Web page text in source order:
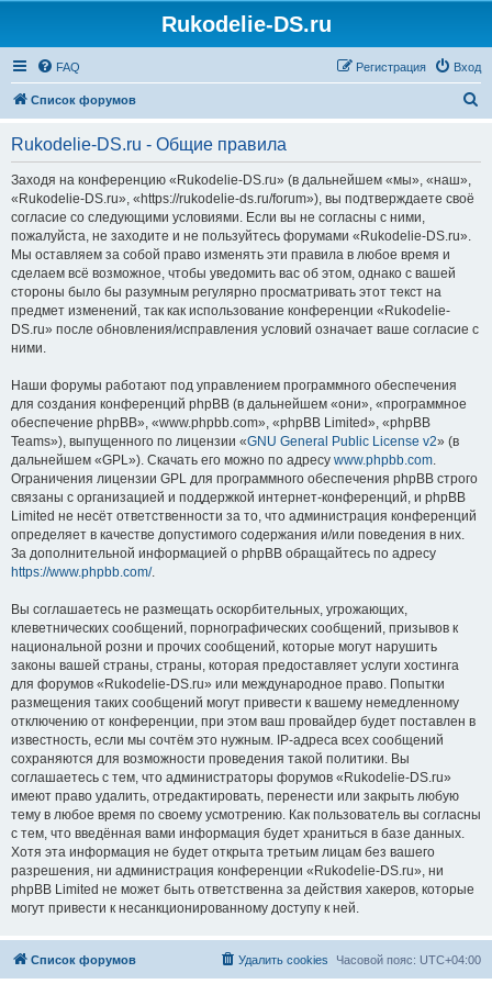
Rukodelie-DS.ru
FAQ Вход
Регистрация
Список форумов
Rukodelie-DS.ru - Общие правила
Заходя на конференцию «Rukodelie-DS.ru» (в дальнейшем «мы», «наш»,
«Rukodelie-DS.ru», «https://rukodelie-ds.ru/forum»), вы подтверждаете своё
согласие со следующими условиями. Если вы не согласны с ними,
пожалуйста, не заходите и не пользуйтесь форумами «Rukodelie-DS.ru».
Мы оставляем за собой право изменять эти правила в любое время и
сделаем всё возможное, чтобы уведомить вас об этом, однако с вашей
стороны было бы разумным регулярно просматривать этот текст на
предмет изменений, так как использование конференции «Rukodelie-
DS.ru» после обновления/исправления условий означает ваше согласие с
ними.
Наши форумы работают под управлением программного обеспечения
для создания конференций phpBB (в дальнейшем «они», «программное
обеспечение phpBB», «www.phpbb.com», «phpBB Limited», «phpBB
Teams»), выпущенного по лицензии «GNU General Public License v2» (в
дальнейшем «GPL»). Скачать его можно по адресу www.phpbb.com.
Ограничения лицензии GPL для программного обеспечения phpBB строго
связаны с организацией и поддержкой интернет-конференций, и phpBB
Limited не несёт ответственности за то, что администрация конференций
определяет в качестве допустимого содержания и/или поведения в них.
За дополнительной информацией о phpBB обращайтесь по адресу
https://www.phpbb.com/.
Вы соглашаетесь не размещать оскорбительных, угрожающих,
клеветнических сообщений, порнографических сообщений, призывов к
национальной розни и прочих сообщений, которые могут нарушить
законы вашей страны, страны, которая предоставляет услуги хостинга
для форумов «Rukodelie-DS.ru» или международное право. Попытки
размещения таких сообщений могут привести к вашему немедленному
отключению от конференции, при этом ваш провайдер будет поставлен в
известность, если мы сочтём это нужным. IP-адреса всех сообщений
сохраняются для возможности проведения такой политики. Вы
соглашаетесь с тем, что администраторы форумов «Rukodelie-DS.ru»
имеют право удалить, отредактировать, перенести или закрыть любую
тему в любое время по своему усмотрению. Как пользователь вы согласны
с тем, что введённая вами информация будет храниться в базе данных.
Хотя эта информация не будет открыта третьим лицам без вашего
разрешения, ни администрация конференции «Rukodelie-DS.ru», ни
phpBB Limited не может быть ответственна за действия хакеров, которые
могут привести к несанкционированному доступу к ней.
Список форумов Часовой пояс: UTC+04:00
Удалить cookies